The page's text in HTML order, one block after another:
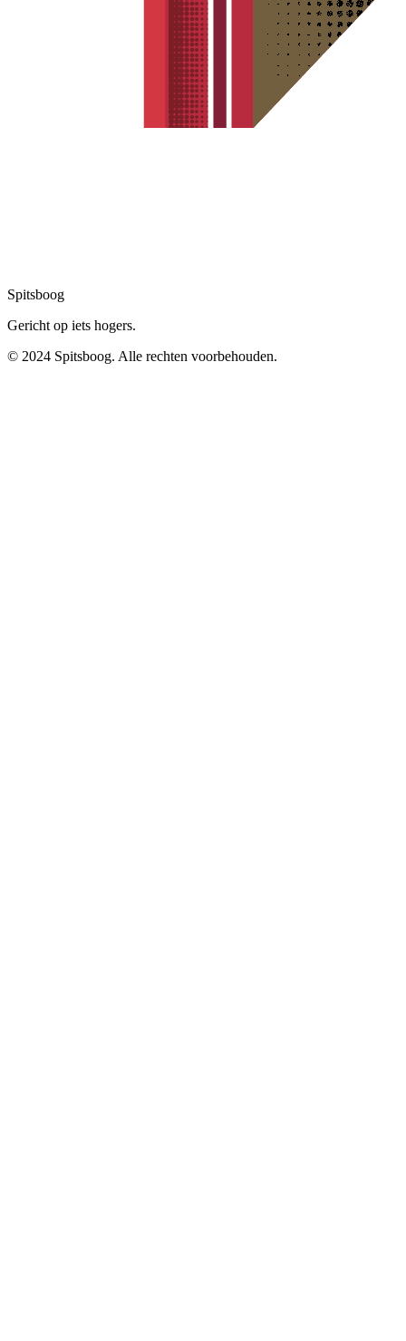
Spitsboog
Gericht op iets hogers.
© 2024 Spitsboog. Alle rechten voorbehouden.